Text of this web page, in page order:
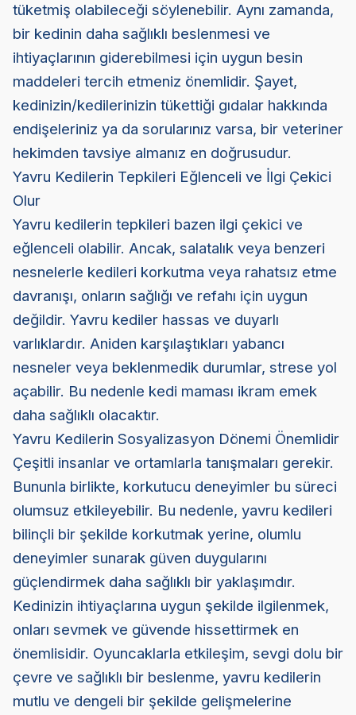
tüketmiş olabileceği söylenebilir. Aynı zamanda,
bir kedinin daha sağlıklı beslenmesi ve
ihtiyaçlarının giderebilmesi için uygun besin
maddeleri tercih etmeniz önemlidir. Şayet,
kedinizin/kedilerinizin tükettiği gıdalar hakkında
endişeleriniz ya da sorularınız varsa, bir veteriner
hekimden tavsiye almanız en doğrusudur.
Yavru Kedilerin Tepkileri Eğlenceli ve İlgi Çekici
Olur
Yavru kedilerin tepkileri bazen ilgi çekici ve
eğlenceli olabilir. Ancak, salatalık veya benzeri
nesnelerle kedileri korkutma veya rahatsız etme
davranışı, onların sağlığı ve refahı için uygun
değildir. Yavru kediler hassas ve duyarlı
varlıklardır. Aniden karşılaştıkları yabancı
nesneler veya beklenmedik durumlar, strese yol
açabilir. Bu nedenle kedi maması ikram emek
daha sağlıklı olacaktır.
Yavru Kedilerin Sosyalizasyon Dönemi Önemlidir
Çeşitli insanlar ve ortamlarla tanışmaları gerekir.
Bununla birlikte, korkutucu deneyimler bu süreci
olumsuz etkileyebilir. Bu nedenle, yavru kedileri
bilinçli bir şekilde korkutmak yerine, olumlu
deneyimler sunarak güven duygularını
güçlendirmek daha sağlıklı bir yaklaşımdır.
Kedinizin ihtiyaçlarına uygun şekilde ilgilenmek,
onları sevmek ve güvende hissettirmek en
önemlisidir. Oyuncaklarla etkileşim, sevgi dolu bir
çevre ve sağlıklı bir beslenme, yavru kedilerin
mutlu ve dengeli bir şekilde gelişmelerine